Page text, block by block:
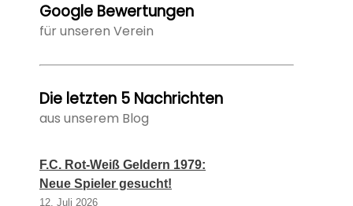
Google Bewertungen
für unseren Verein
Die letzten 5 Nachrichten
aus unserem Blog
F.C. Rot-Weiß Geldern 1979:
Neue Spieler gesucht!
12. Juli 2026